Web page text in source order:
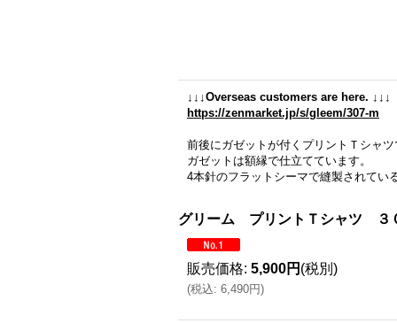
↓↓↓Overseas customers are here. ↓↓↓
https://zenmarket.jp/s/gleem/307-m
前後にガゼットが付くプリントＴシャツ
ガゼットは額縁で仕立てています。
4本針のフラットシーマで縫製されてい
グリーム プリントＴシャツ ３
販売価格: 5,900円 (税別)
(税込: 6,490円)